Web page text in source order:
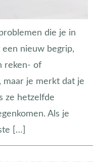
die je in
een nieuw begrip,
reken- of
maar je merkt dat je
ze hetzelfde
Als je
[…]